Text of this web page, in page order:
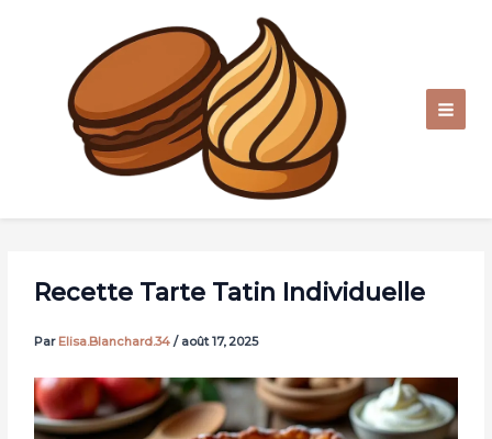
Recette Tarte Tatin Individuelle
Par Elisa.Blanchard.34/ août 17, 2025